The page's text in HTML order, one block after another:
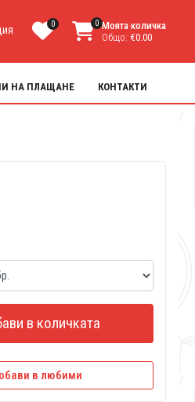
0 0 Моята количка
Общо: €0.00
НА ПЛАЩАНЕ КОНТАКТИ
в количката
в любими